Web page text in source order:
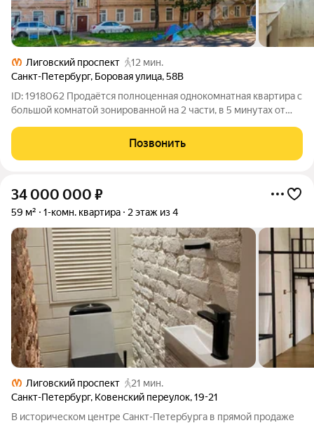
Лиговский проспект
12 мин.
Санкт-Петербург, Боровая улица,58В
ID: 1918062 Продаётся полноценная однокомнатная квартира с
большой комнатой зонированной на 2 части, в 5 минутах от
район, ул. Боровая, д. 58, литера В Ключевое преимущество: 5
минут пешком до метро
Позвонить
34 000 000 ₽
59 м² 1-комн. квартира 2 этаж из 4
Лиговский проспект
21 мин.
Санкт-Петербург, Ковенский переулок,19-21
В историческом центре Санкт-Петербурга в прямой продаже